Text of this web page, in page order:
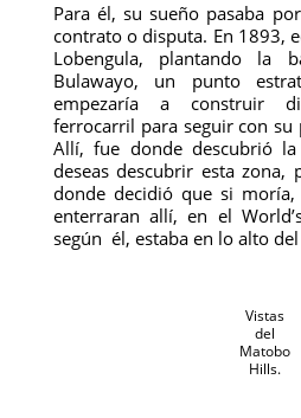
Para él, su sueño pasaba
contrato o disputa. En 1893,
Lobengula, plantando la
Bulawayo, un punto
empezaría a construir
ferrocarril para seguir con
Allí, fue donde descubrió
deseas descubrir esta zona,
donde decidió que si
enterraran allí, en el
según él, estaba en lo alto
Vistas
del
Matobo
Hills.